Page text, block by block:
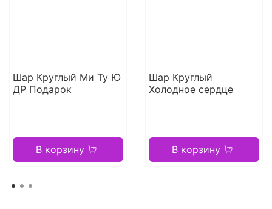
Шар Круглый Ми Ту Ю
ДР Подарок
В корзину
Шар Круглый
Холодное сердце
В корзину